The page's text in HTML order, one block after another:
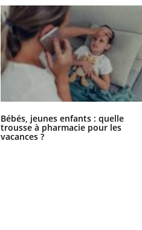
Bébés, jeunes enfants : quelle
trousse à pharmacie pour les
vacances ?